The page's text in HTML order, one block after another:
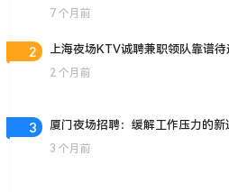
7 个月前
2 上海夜场KTV诚聘兼职领队靠谱待
2 个月前
3 厦门夜场招聘：缓解工作压力的新
3 个月前